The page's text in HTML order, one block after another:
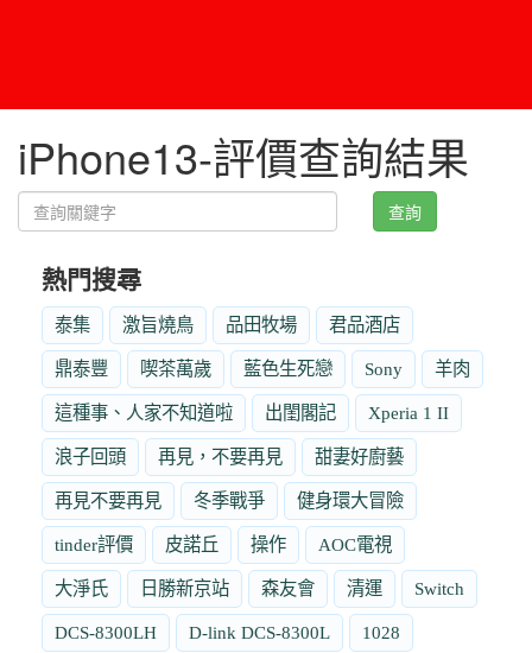
iPhone13-評價查詢結果
查詢
熱門搜尋
泰集 激旨燒鳥 品田牧場 君品酒店
鼎泰豐 喫茶萬歲 藍色生死戀 Sony 羊肉
這種事、人家不知道啦 出閨閣記 Xperia 1 II
浪子回頭 再見，不要再見 甜妻好廚藝
再見不要再見 冬季戰爭 健身環大冒險
tinder評價 皮諾丘 操作 AOC電視
大淨氏 日勝新京站 森友會 清運 Switch
DCS-8300LH D-link DCS-8300L 1028